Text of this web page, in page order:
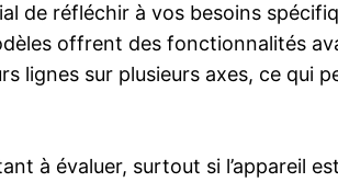
de réfléchir à vos besoins
offrent des fonctionnalités
lignes sur plusieurs axes, ce qui
à évaluer, surtout si l’appareil